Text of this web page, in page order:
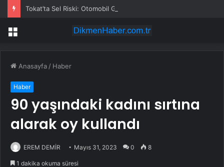
Tokat’ta Sel Riski: Otomobil Güvenli Alana Çekildi
Menü
Anasayfa / Haber
Haber
90 yaşındaki kadını sırtına
alarak oy kullandı
EREM DEMİR Mayıs 31, 2023 0 8
1 dakika okuma süresi